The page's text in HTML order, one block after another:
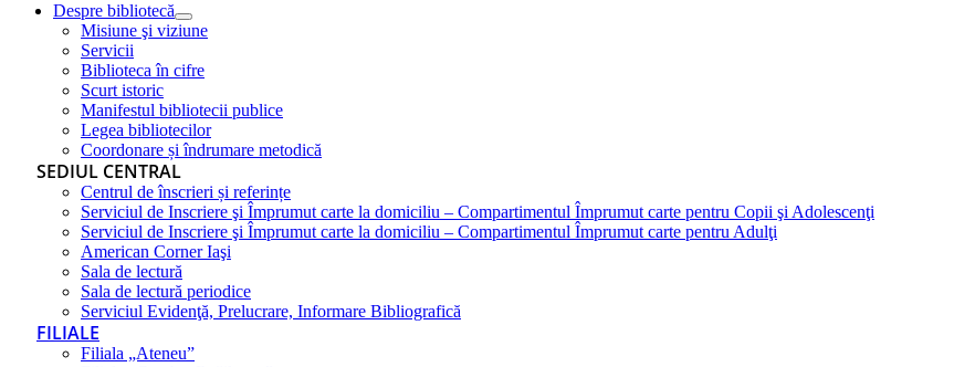
Despre bibliotecă
Misiune şi viziune
Servicii
Biblioteca în cifre
Scurt istoric
Manifestul bibliotecii publice
Legea bibliotecilor
Coordonare și îndrumare metodică
SEDIUL CENTRAL
Centrul de înscrieri și referințe
Serviciul de Inscriere şi Împrumut carte la domiciliu – Compartimentul Împrumut carte pentru Copii şi Adolescenţi
Serviciul de Inscriere şi Împrumut carte la domiciliu – Compartimentul Împrumut carte pentru Adulţi
American Corner Iaşi
Sala de lectură
Sala de lectură periodice
Serviciul Evidenţă, Prelucrare, Informare Bibliografică
FILIALE
Filiala „Ateneu”